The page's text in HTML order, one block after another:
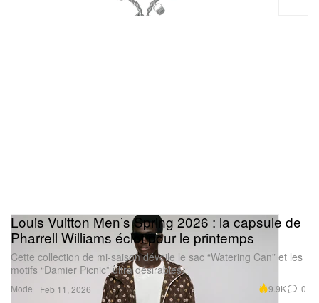
Mode
Louis Vuitton Men’s Spring 2026 : la capsule de
Pharrell Williams éclot pour le printemps
Cette collection de mi-saison dévoile le sac “Watering Can” et les
motifs “Damier Picnic” ultra désirables.
Feb 11, 2026 9.9K 0